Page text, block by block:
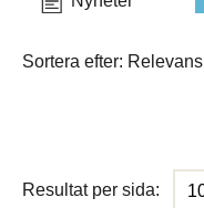
Sortera efter: Relevans
Resultat per sida: